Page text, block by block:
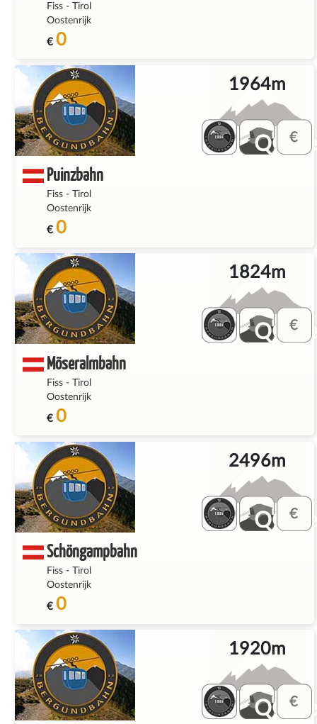
Fiss- Tirol
Oostenrijk
€ 0
Puinzbahn
Fiss-
Tirol
Oostenrijk
€ 0
1964m
Möseralmbahn
Fiss- Tirol
Oostenrijk
€ 0
1824m
Schöngampbahn
Fiss-
Tirol
Oostenrijk
€ 0
2496m
1920m